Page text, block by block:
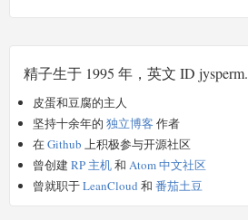
精子生于 1995 年，英文 ID jysperm.
皮蛋和豆腐的主人
坚持十余年的 独立博客 作者
在Github 上积极参与开源社区
曾创建 RP 主机和 Atom 中文社区
曾就职于LeanCloud 和 番茄土豆